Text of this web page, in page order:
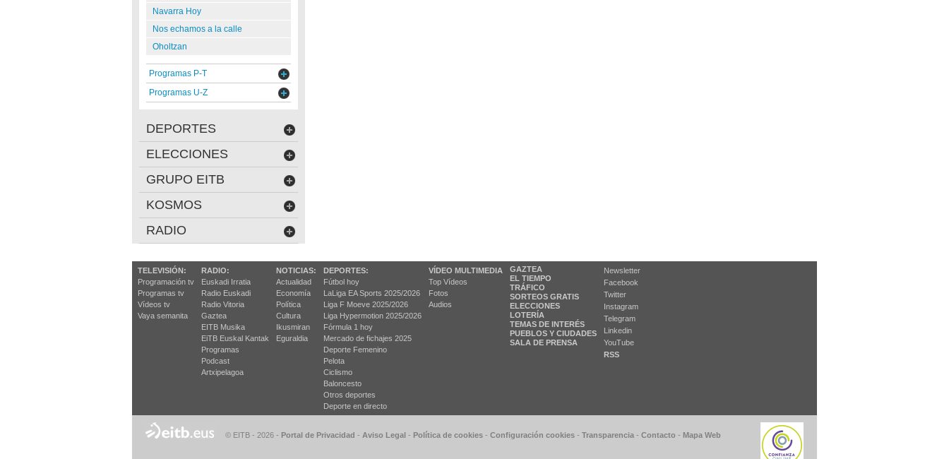
Navarra Hoy
Nos echamos a la calle
Oholtzan
Programas P-T
Programas U-Z
DEPORTES
ELECCIONES
GRUPO EITB
KOSMOS
RADIO
TELEVISIÓN:
Programación tv
Programas tv
Vídeos tv
Vaya semanita
RADIO:
Euskadi Irratia
Radio Euskadi
Radio Vitoria
Gaztea
EITB Musika
EiTB Euskal Kantak
Programas
Podcast
Artxipelagoa
NOTICIAS:
Actualidad
Economía
Política
Cultura
Ikusmiran
Eguraldia
DEPORTES:
Fútbol hoy
LaLiga EA Sports 2025/2026
Liga F Moeve 2025/2026
Liga Hypermotion 2025/2026
Fórmula 1 hoy
Mercado de fichajes 2025
Deporte Femenino
Pelota
Ciclismo
Baloncesto
Otros deportes
Deporte en directo
VÍDEO MULTIMEDIA
Top Vídeos
Fotos
Audios
GAZTEA
EL TIEMPO
TRÁFICO
SORTEOS GRATIS
ELECCIONES
LOTERÍA
TEMAS DE INTERÉS
PUEBLOS Y CIUDADES
SALA DE PRENSA
Newsletter
Facebook
Twitter
Instagram
Telegram
Linkedin
YouTube
RSS
© EITB - 2026 - Portal de Privacidad - Aviso Legal - Política de cookies - Configuración cookies - Transparencia - Contacto - Mapa Web